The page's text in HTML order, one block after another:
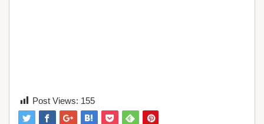
Post Views: 155